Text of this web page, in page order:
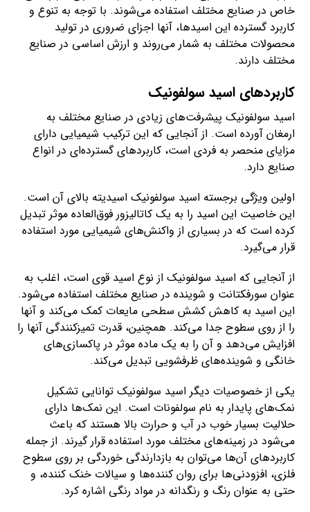
خاص در صنایع مختلف استفاده می‌شوند. با توجه به تنوع و
کاربرد گسترده این اسیدها، آنها اجزای ضروری در تولید
محصولات مختلف به شمار می‌روند و ارزش اساسی در صنایع
مختلف دارند.
کاربردهای اسید سولفونیک
اسید سولفونیک پیشرفت‌های زیادی در صنایع مختلف به
ارمغان آورده است. از آنجایی که این ترکیب شیمیایی دارای
مزایای منحصر به فردی است، کاربردهای گسترده‌ای در انواع
صنایع دارد.
اولین ویژگی برجسته اسید سولفونیک اسیدیته بالای آن است.
این خاصیت این اسید را به یک کاتالیزور فوق‌العاده موثر تبدیل
کرده است که در بسیاری از واکنش‌های شیمیایی مورد استفاده
قرار می‌گیرد.
از آنجایی که اسید سولفونیک از نوع اسید قوی است، اغلب به
عنوان سورفکتانت و شوینده در صنایع مختلف استفاده می‌شود.
این اسید به کاهش کشش سطحی مایعات کمک می‌کند و آنها
را از روی سطوح جدا می‌کند. همچنین، قدرت تمیزکنندگی آنها را
افزایش می‌دهد و آن را به یک ماده موثر در پاکسازی‌های
خانگی و شوینده‌های ظرفشویی تبدیل می‌کند.
یکی از خصوصیات دیگر اسید سولفونیک توانایی تشکیل
نمک‌های پایدار به نام سولفونات است. این نمک‌ها دارای
حلالیت بسیار خوب در آب و حرارت بالا هستند که باعث
می‌شود در زمینه‌های مختلف مورد استفاده قرار گیرند. از جمله
کاربردهای آن‌ها می‌توان به بازدارندگی خوردگی بر روی سطوح
فلزی، افزودنی‌ها برای روان کننده‌ها و سیالات خنک کننده، و
حتی به عنوان رنگ و رنگدانه در مواد رنگی اشاره کرد.